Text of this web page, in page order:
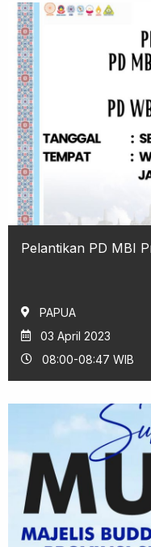
Pelantikan PD MBI
PAPUA
03 April 2023
08:00-08:47 WIB